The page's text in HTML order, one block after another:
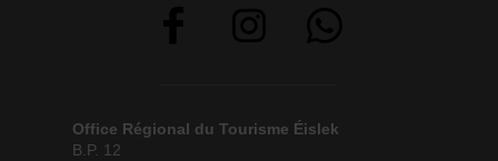
Office Régional du Tourisme Éislek
B.P. 12